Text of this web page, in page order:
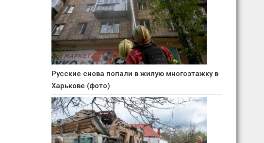
Русские снова попали в жилую многоэтажку в
Харькове (фото)